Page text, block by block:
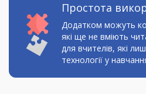
Простота
Додатком можуть
які ще не вміють
для вчителів, які
технології у